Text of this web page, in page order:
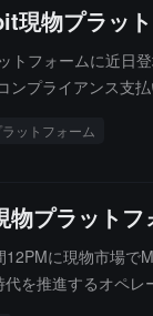
現物プラッ
トフォームに近日
ンプライアンス支
ットフォーム
プラットフ
に現物市場
を推進するオペ